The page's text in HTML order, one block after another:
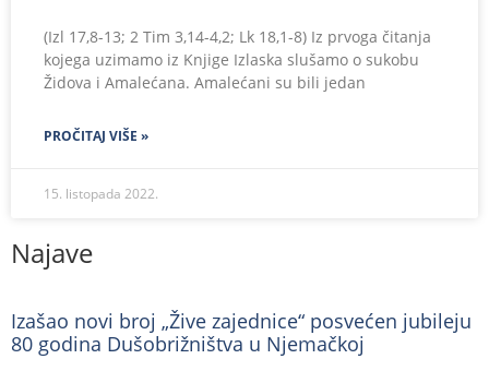
(Izl 17,8-13; 2 Tim 3,14-4,2; Lk 18,1-8) Iz prvoga čitanja
kojega uzimamo iz Knjige Izlaska slušamo o sukobu
Židova i Amalećana. Amalećani su bili jedan
PROČITAJ VIŠE »
15. listopada 2022.
Najave
Izašao novi broj „Žive zajednice“ posvećen jubileju
80 godina Dušobrižništva u Njemačkoj